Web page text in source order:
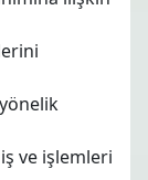
ve işlemleri